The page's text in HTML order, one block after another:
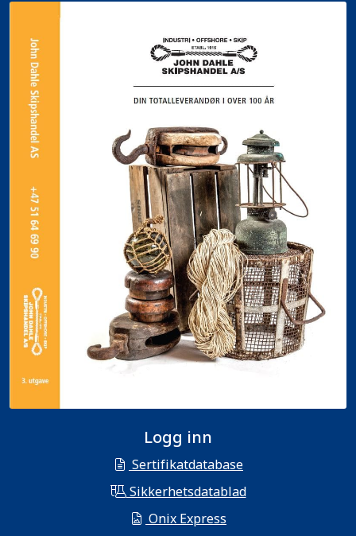
Logg inn
Sertifikatdatabase
Sikkerhetsdatablad
Onix Express